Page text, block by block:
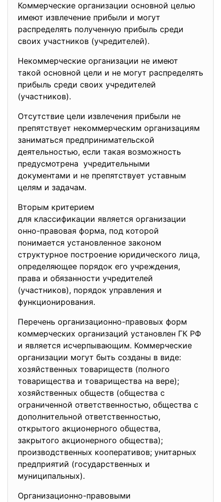
Коммерческие организации основной целью
имеют извлечение прибыли и могут
распределять полученную прибыль среди
своих участников (учредителей).
Некоммерческие организации не имеют
такой основной цели и не могут распределять
прибыль среди своих учредителей
(участников).
Отсутствие цели извлечения прибыли не
препятствует некоммерческим организациям
заниматься предпринимательской
деятельностью, если такая возможность
предусмотрена учредительными
документами и не препятствует уставным
целям и задачам.
Вторым критерием
для классификации является организации
онно-правовая форма, под которой
понимается установленное законом
структурное построение юридического лица,
определяющее порядок его учреждения,
права и обязанности учредителей
(участников), порядок управления и
функционирования.
Перечень организационно-правовых форм
коммерческих организаций установлен ГК РФ
и является исчерпывающим. Коммерческие
организации могут быть созданы в виде:
хозяйственных товариществ (полного
товарищества и товарищества на вере);
хозяйственных обществ (общества с
ограниченной ответственностью, общества с
дополнительной ответственностью,
открытого акционерного общества,
закрытого акционерного общества);
производственных кооперативов; унитарных
предприятий (государственных и
муниципальных).
Организационно-правовыми